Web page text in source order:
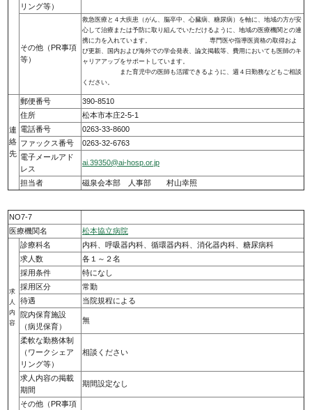
リング等）
その他（PR事項
等）
救急医療と４大疾患（がん、脳卒中、心臓病、糖尿病）を軸に、地域の方が安
心して治療または予防に取り組んでいただけるように、地域の医療機関との連
携に力を入れています。 専門医や指導医資格の取得およ
び更新、国内および海外での学会発表、論文掲載等、費用においても医師のキ
ャリアアップをサポートしています。
また育児中の医師も活躍できるように、週４日勤務などもご相談
ください。
連
絡
先
郵便番号
390-8510
住所
松本市本庄2-5-1
電話番号
0263-33-8600
ファックス番号
0263-32-6763
電子メールアド
レス
ai.39350@ai-hosp.or.jp
担当者 磁泉会本部 人事部 村山幸照
NO7-7
医療機関名
松本協立病院
求
人
内
容
診療科名
内科、呼吸器内科、循環器内科、消化器内科、糖尿病科
求人数
各１～２名
採用条件
特になし
採用区分
常勤
待遇
当院規程による
院内保育施設
（病児保育）
無
柔軟な勤務体制
（ワークシェア
リング等）
相談ください
求人内容の掲載
期間
期間設定なし
その他（PR事項